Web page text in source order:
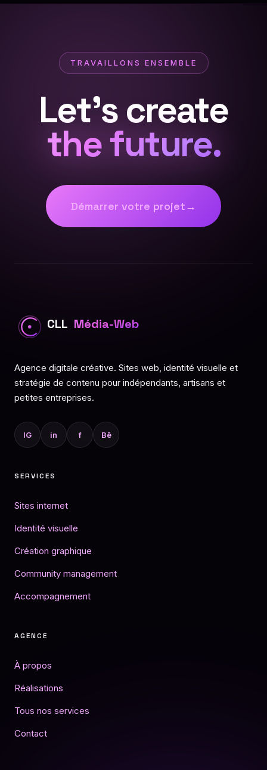
TRAVAILLONS ENSEMBLE
Let's create
the future.
Démarrer votre projet→
CLL Média-Web
Agence digitale créative. Sites web, identité visuelle et
stratégie de contenu pour indépendants, artisans et
petites entreprises.
IG in f Bē
SERVICES
Sites internet
Identité visuelle
Création graphique
Community management
Accompagnement
AGENCE
À propos
Réalisations
Tous nos services
Contact